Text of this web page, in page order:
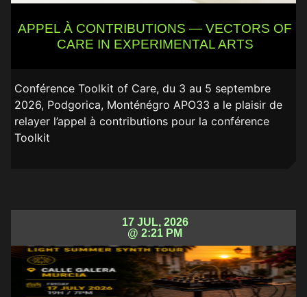
APPEL À CONTRIBUTIONS — VECTORS OF
CARE IN EXPERIMENTAL ARTS
Conférence Toolkit of Care, du 3 au 5 septembre
2026, Podgorica, Monténégro APO33 a le plaisir de
relayer l’appel à contributions pour la conférence
Toolkit
17 JUL, 2026
@ 2:21 PM